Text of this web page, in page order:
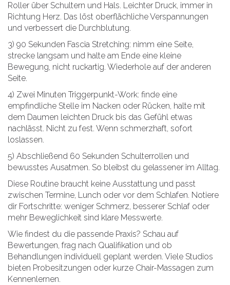
Roller über Schultern und Hals. Leichter Druck, immer in
Richtung Herz. Das löst oberflächliche Verspannungen
und verbessert die Durchblutung.
3) 90 Sekunden Fascia Stretching: nimm eine Seite,
strecke langsam und halte am Ende eine kleine
Bewegung, nicht ruckartig. Wiederhole auf der anderen
Seite.
4) Zwei Minuten Triggerpunkt-Work: finde eine
empfindliche Stelle im Nacken oder Rücken, halte mit
dem Daumen leichten Druck bis das Gefühl etwas
nachlässt. Nicht zu fest. Wenn schmerzhaft, sofort
loslassen.
5) Abschließend 60 Sekunden Schulterrollen und
bewusstes Ausatmen. So bleibst du gelassener im Alltag.
Diese Routine braucht keine Ausstattung und passt
zwischen Termine, Lunch oder vor dem Schlafen. Notiere
dir Fortschritte: weniger Schmerz, besserer Schlaf oder
mehr Beweglichkeit sind klare Messwerte.
Wie findest du die passende Praxis? Schau auf
Bewertungen, frag nach Qualifikation und ob
Behandlungen individuell geplant werden. Viele Studios
bieten Probesitzungen oder kurze Chair-Massagen zum
Kennenlernen.